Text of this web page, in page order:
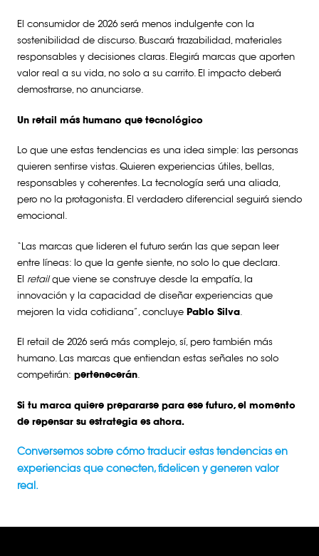
El consumidor de 2026 será menos indulgente con la
sostenibilidad de discurso. Buscará trazabilidad, materiales
responsables y decisiones claras. Elegirá marcas que aporten
valor real a su vida, no solo a su carrito. El impacto deberá
demostrarse, no anunciarse.
Un retail más humano que tecnológico
Lo que une estas tendencias es una idea simple: las personas
quieren sentirse vistas. Quieren experiencias útiles, bellas,
responsables y coherentes. La tecnología será una aliada,
pero no la protagonista. El verdadero diferencial seguirá siendo
emocional.
“Las marcas que lideren el futuro serán las que sepan leer
entre líneas: lo que la gente siente, no solo lo que declara.
El
retail que viene se construye desde la empatía, la
innovación y la capacidad de diseñar experiencias que
mejoren la vida cotidiana”, concluye Pablo Silva
El retail de 2026 será más complejo, sí, pero también más
humano. Las marcas que entiendan estas señales no solo
competirán: pertenecerán.
Si tu marca quiere prepararse para ese futuro, el momento
de repensar su estrategia es ahora.
Conversemos sobre cómo traducir estas tendencias en
experiencias que conecten, fidelicen y generen valor
real.